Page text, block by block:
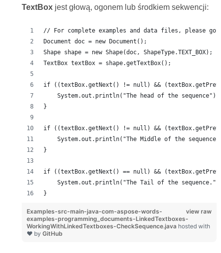
TextBoxjest głową, ogonem lub środkiem sekwencji:
// For complete examples and data files, please go
Document doc = new Document();
Shape shape = new Shape(doc, ShapeType.TEXT_BOX);
TextBox textBox = shape.getTextBox();
if ((textBox.getNext() != null) &&
    System.out.println("The head of the sequence");
}
if ((textBox.getNext() != null) &&
System.out.println("The Middle of the
}
if ((textBox.getNext() == null) &&
System.out.println("The Tail of the
}
view raw
Examples-src-main-java-com-aspose-words-
examples-programming_documents-LinkedTextboxes-
WorkingWithLinkedTextboxes-CheckSequence.java hosted with
❤ by GitHub